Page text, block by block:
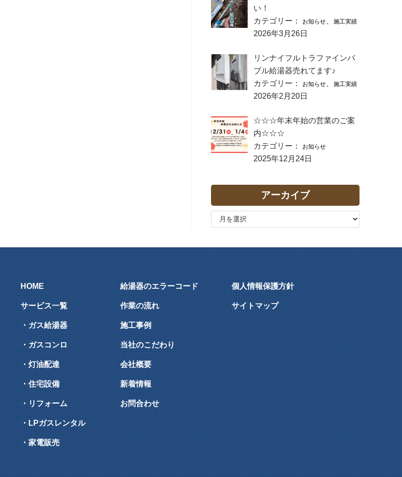
い！
カテゴリー：
お知らせ 施工実績
2026年3月26日
リンナイフルトラファインバ
ブル給湯器売れてます♪
カテゴリー：
お知らせ 施工実績
2026年2月20日
☆☆☆年末年始の営業のご案
内☆☆☆
カテゴリー：
お知らせ
2025年12月24日
アーカイブ
HOME
サービス一覧
・ガス給湯器
・ガスコンロ
・灯油配達
・住宅設備
・リフォーム
・LPガスレンタル
・家電販売
給湯器のエラーコード
作業の流れ
施工事例
当社のこだわり
会社概要
新着情報
お問合わせ
個人情報保護方針
サイトマップ